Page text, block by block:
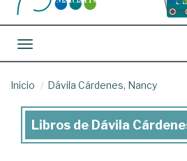
Toggle navigation
Inicio Dávila Cárdenes, Nancy
Libros
Libros de Dávila